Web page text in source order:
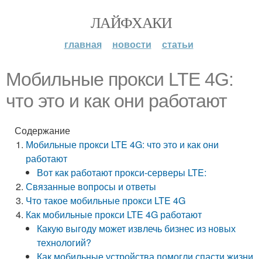
ЛАЙФХАКИ
главная новости статьи
Мобильные прокси LTE 4G:
что это и как они работают
Содержание
Мобильные прокси LTE 4G: что это и как они
работают
Вот как работают прокси-серверы LTE:
Связанные вопросы и ответы
Что такое мобильные прокси LTE 4G
Как мобильные прокси LTE 4G работают
Какую выгоду может извлечь бизнес из новых
технологий?